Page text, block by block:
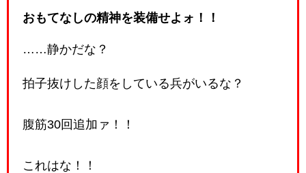
おもてなしの精神を装備せよォ！！
……静かだな？
拍子抜けした顔をしている兵がいるな？
腹筋30回追加ァ！！
これはな！！